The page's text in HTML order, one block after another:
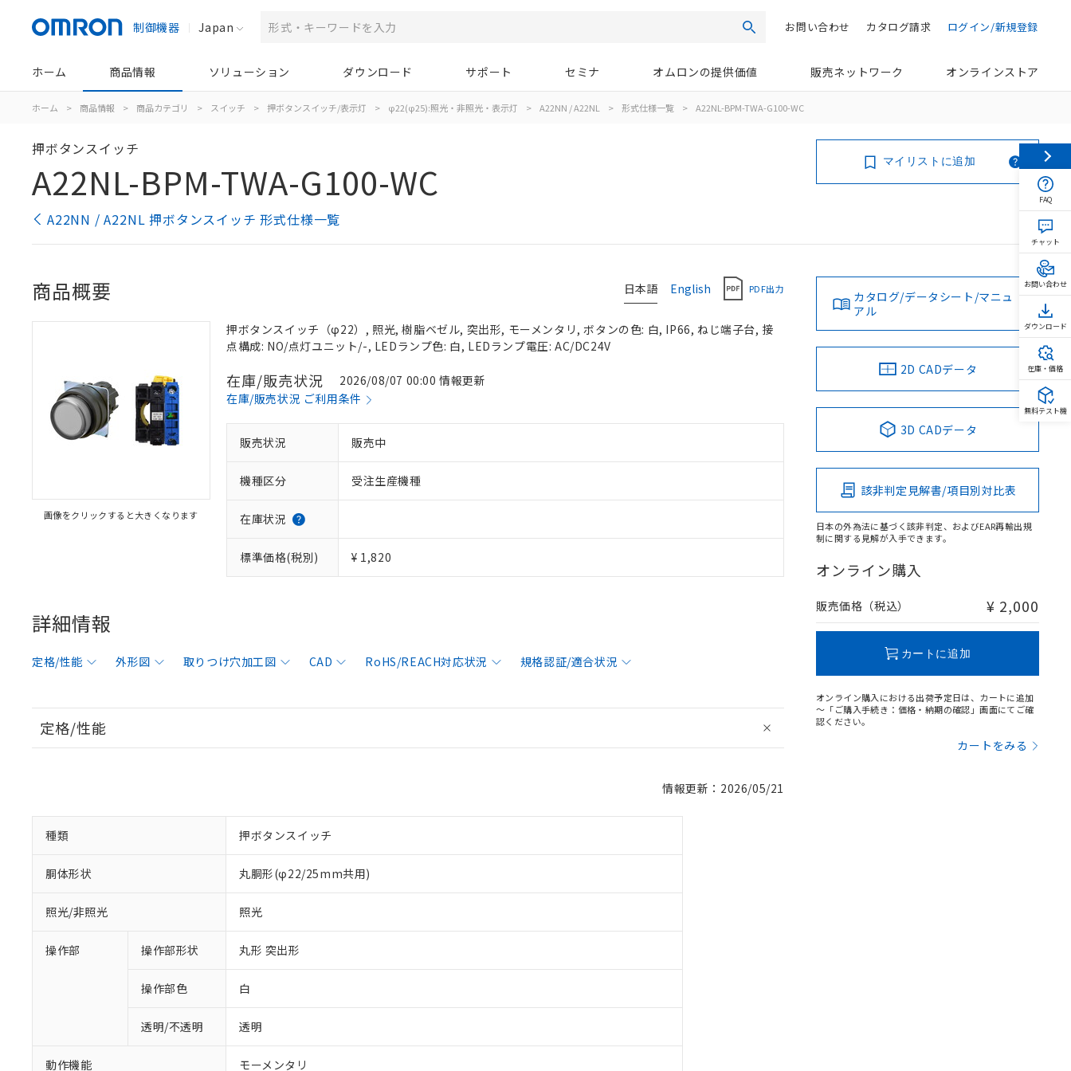
制御機器 Japan 検索 ログイン/新規登録
カタログ請求
お問い合わせ
ホーム 商品情報 ソリューション ダウンロード サポート セミナ オムロンの提供価値 販売ネットワーク オンラインストア
ホーム > 商品情報 > 商品カテゴリ > スイッチ > 押ボタンスイッチ/表示灯 > φ22(φ25):照光・非照光・表示灯 > A22NN / A22NL > 形式仕様一覧 > A22NL-BPM-TWA-G100-WC
押ボタンスイッチ
A22NL-BPM-TWA-G100-WC
A22NN / A22NL 押ボタンスイッチ 形式仕様一覧
マイリストに追加
日本語 English PDF出力
商品概要
画像をクリックすると大きくなります
押ボタンスイッチ（φ22）, 照光, 樹脂ベゼル, 突出形, モーメンタリ, ボタンの色: 白, IP66, ねじ端子台, 接
点構成: NO/点灯ユニット/-, LEDランプ色: 白, LEDランプ電圧: AC/DC24V
在庫/販売状況
2026/08/07 00:00 情報更新
在庫/販売状況 ご利用条件
販売状況 販売中
機種区分 受注生産機種
在庫状況
標準価格(税別) ¥ 1,820
詳細情報
定格/性能 外形図 取りつけ穴加工図 CAD RoHS/REACH対応状況 規格認証/適合状況
定格/性能
情報更新：2026/05/21
種類 押ボタンスイッチ
胴体形状 丸胴形(φ22/25mm共用)
照光/非照光 照光
操作部 操作部形状 丸形 突出形
操作部色 白
透明/不透明 透明
動作機能 モーメンタリ
カタログ/データシート/マニュ
アル
2D CADデータ
3D CADデータ
該非判定見解書/項目別対比表
日本の外為法に基づく該非判定、およびEAR再輸出規
制に関する見解が入手できます。
オンライン購入
販売価格（税込） ¥ 2,000
カートに追加
オンライン購入における出荷予定日は、カートに追加
～「ご購入手続き：価格・納期の確認」画面にてご確
認ください。
カートをみる
FAQ
チャット
お問い合わせ
ダウンロード
在庫・価格
無料テスト機